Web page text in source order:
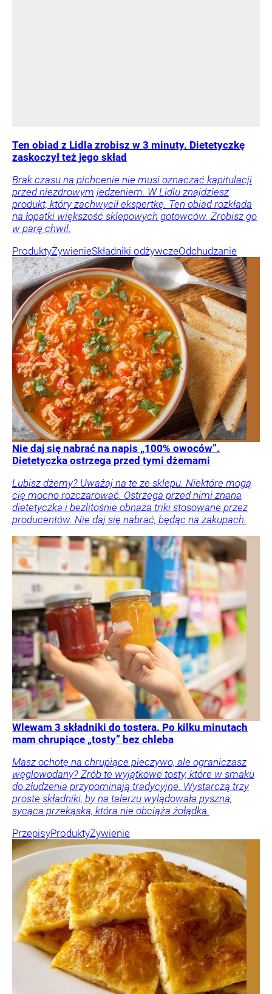
Ten obiad z Lidla zrobisz w 3 minuty. Dietetyczkę
zaskoczył też jego skład
Brak czasu na pichcenie nie musi oznaczać kapitulacji
przed niezdrowym jedzeniem. W Lidlu znajdziesz
produkt, który zachwycił ekspertkę. Ten obiad rozkłada
na łopatki większość sklepowych gotowców. Zrobisz go
w parę chwil.
ProduktyŻywienieSkładniki odżywczeOdchudzanie
Nie daj się nabrać na napis „100% owoców”.
Dietetyczka ostrzega przed tymi dżemami
Lubisz dżemy? Uważaj na te ze sklepu. Niektóre mogą
cię mocno rozczarować. Ostrzega przed nimi znana
dietetyczka i bezlitośnie obnaża triki stosowane przez
producentów. Nie daj się nabrać, będąc na zakupach.
Wlewam 3 składniki do tostera. Po kilku minutach
mam chrupiące „tosty” bez chleba
Masz ochotę na chrupiące pieczywo, ale ograniczasz
węglowodany? Zrób te wyjątkowe tosty, które w smaku
do złudzenia przypominają tradycyjne. Wystarczą trzy
proste składniki, by na talerzu wylądowała pyszna,
sycąca przekąska, która nie obciąża żołądka.
PrzepisyProduktyŻywienie